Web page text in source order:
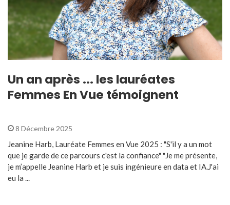
Un an après ... les lauréates
Femmes En Vue témoignent
8 Décembre 2025
Jeanine Harb, Lauréate Femmes en Vue 2025 : "S'il y a un mot
que je garde de ce parcours c'est la confiance" "Je me présente,
je m’appelle Jeanine Harb et je suis ingénieure en data et IA.J'ai
eu la ...